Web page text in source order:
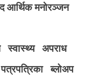
आर्थिक मनोरञ्जन
स्वास्थ्य
अपराध
पत्रपत्रिका
ब्लोअप